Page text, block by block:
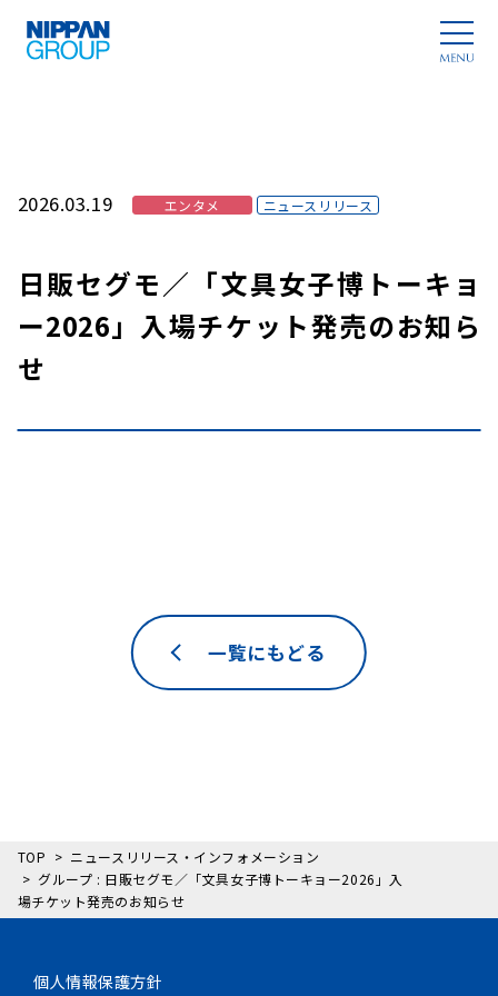
2026.03.19 エンタメ ニュースリリース
日販セグモ／「文具女子博トーキョ
ー2026」入場チケット発売のお知ら
せ
一覧にもどる
TOP
ニュースリリース・インフォメーション
グループ : 日販セグモ／「文具女子博トーキョー2026」入
場チケット発売のお知らせ
個人情報保護方針